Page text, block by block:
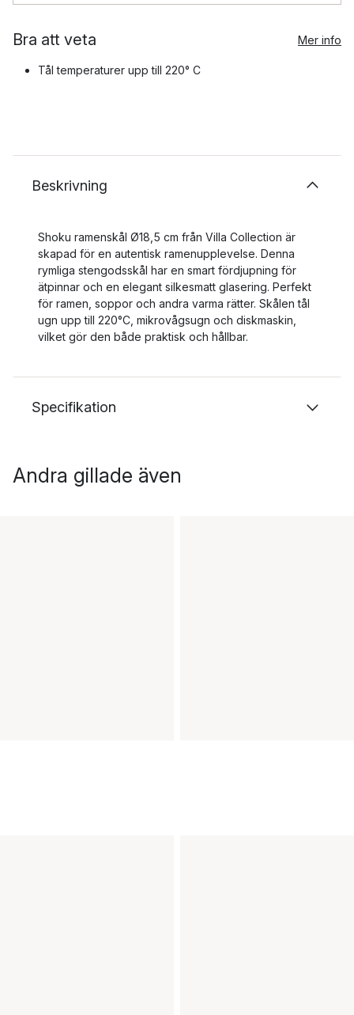
Bra att veta Mer info
Tål temperaturer upp till 220° C
Beskrivning
Shoku ramenskål Ø18,5 cm från Villa Collection är
skapad för en autentisk ramenupplevelse. Denna
rymliga stengodsskål har en smart fördjupning för
ätpinnar och en elegant silkesmatt glasering. Perfekt
för ramen, soppor och andra varma rätter. Skålen tål
ugn upp till 220°C, mikrovågsugn och diskmaskin,
vilket gör den både praktisk och hållbar.
Specifikation
Andra gillade även